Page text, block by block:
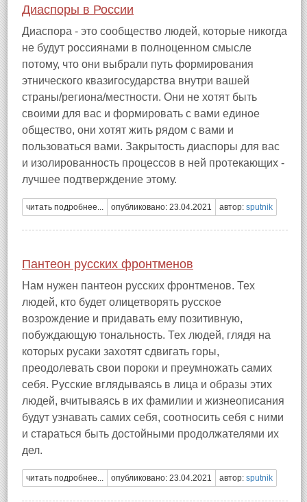
Диаспоры в России
Диаспора - это сообщество людей, которые никогда
не будут россиянами в полноценном смысле
потому, что они выбрали путь формирования
этнического квазигосударства внутри вашей
страны/региона/местности. Они не хотят быть
своими для вас и формировать с вами единое
общество, они хотят жить рядом с вами и
пользоваться вами. Закрытость диаспоры для вас
и изолированность процессов в ней протекающих -
лучшее подтверждение этому.
читать подробнее... опубликовано: 23.04.2021 автор: sputnik
Пантеон русских фронтменов
Нам нужен пантеон русских фронтменов. Тех
людей, кто будет олицетворять русское
возрождение и придавать ему позитивную,
побуждающую тональность. Тех людей, глядя на
которых русаки захотят сдвигать горы,
преодолевать свои пороки и преумножать самих
себя. Русские вглядываясь в лица и образы этих
людей, вчитываясь в их фамилии и жизнеописания
будут узнавать самих себя, соотносить себя с ними
и стараться быть достойными продолжателями их
дел.
читать подробнее... опубликовано: 23.04.2021 автор: sputnik